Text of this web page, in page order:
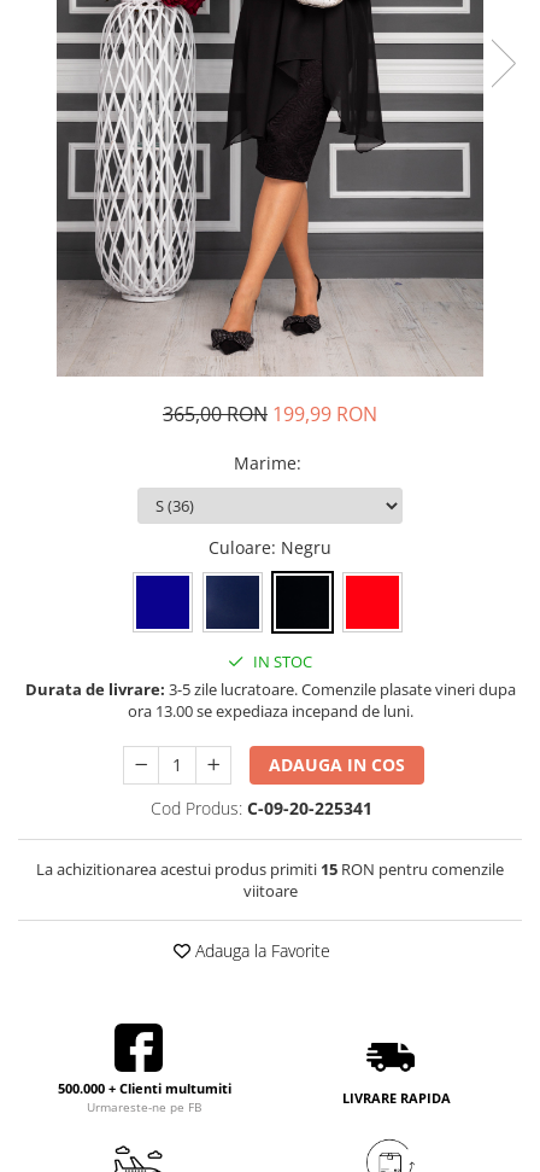
Rochii din dantela
Rochii din tafta
Rochii cu paiete
Rochii din tul
Rochii din catifea
Rochii din Barbie/Bistrech
Rochii din saten
Rochii voal
Rochii cu imprimeu
365,00 RON 199,99 RON
Marime:
Culoare: Negru
IN STOC
Durata de livrare: 3-5 zile lucratoare. Comenzile plasate vineri dupa
ora 13.00 se expediaza incepand de luni.
ADAUGA IN COS
Cod Produs: C-09-20-225341
La achizitionarea acestui produs primiti 15 RON pentru comenzile
viitoare
Adauga la Favorite
500.000 + Clienti multumiti
Urmareste-ne pe FB
LIVRARE RAPIDA